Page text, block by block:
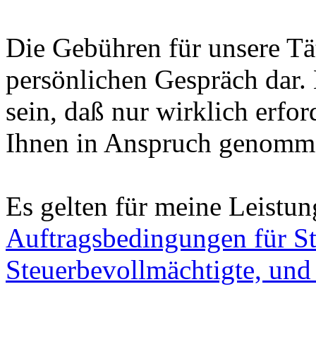
Die Gebühren für unsere
persönlichen Gespräch
sein, daß nur wirklich
Ihnen in Anspruch
Es gelten für meine
Auftragsbedingungen für
Steuerbevollmächtigte,